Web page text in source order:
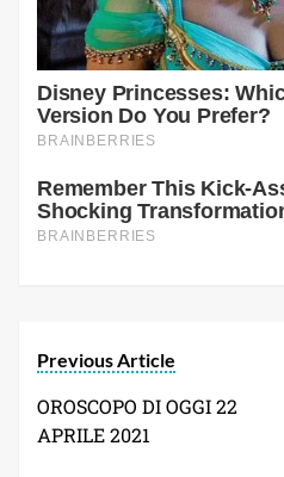
Previous Article
OROSCOPO DI OGGI 22
APRILE 2021